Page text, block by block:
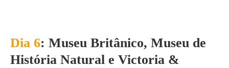
Dia 6: Museu Britânico, Museu de
História Natural e Victoria &